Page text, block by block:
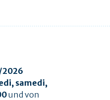
2026
samedi,
und von